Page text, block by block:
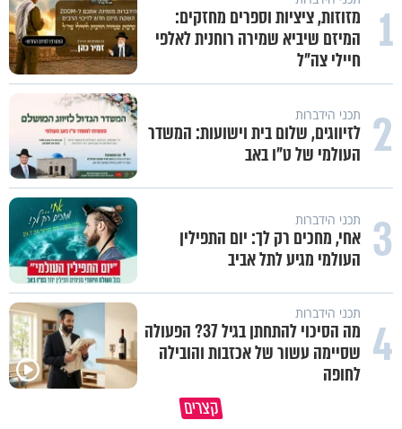
1
מזוזות, ציציות וספרים מחזקים:
המיזם שיביא שמירה רוחנית לאלפי
חיילי צה"ל
2 תכני הידברות
לזיווגים, שלום בית וישועות: המשדר
העולמי של ט"ו באב
3 תכני הידברות
אחי, מחכים רק לך: יום התפילין
העולמי מגיע לתל אביב
4 תכני הידברות
מה הסיכוי להתחתן בגיל 37? הפעולה
שסיימה עשור של אכזבות והובילה
לחופה
קצרים